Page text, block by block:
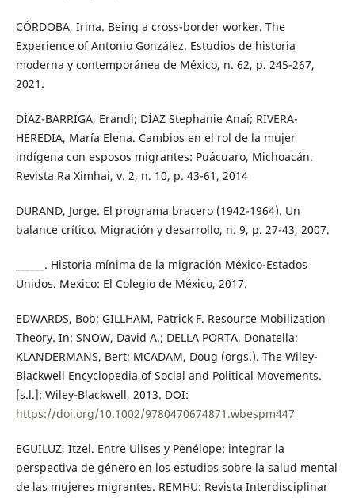
CÓRDOBA, Irina. Being a cross-border worker. The
Experience of Antonio González. Estudios de historia
moderna y contemporánea de México, n. 62, p. 245-267,
2021.
DÍAZ-BARRIGA, Erandi; DÍAZ Stephanie Anaí; RIVERA-
HEREDIA, María Elena. Cambios en el rol de la mujer
indígena con esposos migrantes: Puácuaro, Michoacán.
Revista Ra Ximhai, v. 2, n. 10, p. 43-61, 2014
DURAND, Jorge. El programa bracero (1942-1964). Un
balance crítico. Migración y desarrollo, n. 9, p. 27-43, 2007.
______. Historia mínima de la migración México-Estados
Unidos. Mexico: El Colegio de México, 2017.
EDWARDS, Bob; GILLHAM, Patrick F. Resource Mobilization
Theory. In: SNOW, David A.; DELLA PORTA, Donatella;
KLANDERMANS, Bert; MCADAM, Doug (orgs.). The Wiley-
Blackwell Encyclopedia of Social and Political Movements.
[s.l.]: Wiley-Blackwell, 2013. DOI:
https://doi.org/10.1002/9780470674871.wbespm447
EGUILUZ, Itzel. Entre Ulises y Penélope: integrar la
perspectiva de género en los estudios sobre la salud mental
de las mujeres migrantes. REMHU: Revista Interdisciplinar